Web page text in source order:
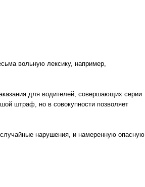
вольную лексику, например,
для водителей, совершающих серии
штраф, но в совокупности позволяет
нарушения, и намеренную опасную